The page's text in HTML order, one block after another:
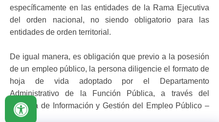
específicamente en las entidades de la Rama Ejecutiva
del orden nacional, no siendo obligatorio para las
entidades de orden territorial.
De igual manera, es obligación que previo a la posesión
de un empleo público, la persona diligencie el formato de
hoja de vida adoptado por el Departamento
Administrativo de la Función Pública, a través del
Sistema de Información y Gestión del Empleo Público –
SIGEP.